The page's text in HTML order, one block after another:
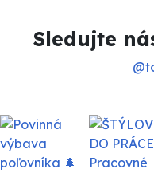
Sledujte